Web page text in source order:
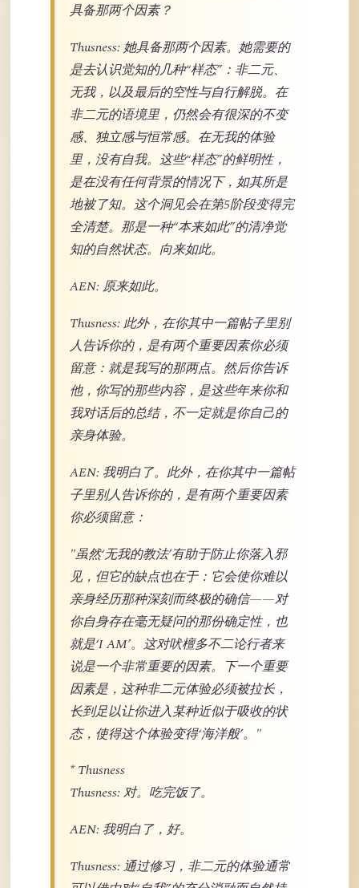
具备那两个因素？
Thusness: 她具备那两个因素。她需要的
是去认识觉知的几种“样态”：非二元、
无我，以及最后的空性与自行解脱。在
非二元的语境里，仍然会有很深的不变
感、独立感与恒常感。在无我的体验
里，没有自我。这些“样态”的鲜明性，
是在没有任何背景的情况下，如其所是
地被了知。这个洞见会在第5阶段变得完
全清楚。那是一种“本来如此”的清净觉
知的自然状态。向来如此。
AEN: 原来如此。
Thusness: 此外，在你其中一篇帖子里别
人告诉你的，是有两个重要因素你必须
留意：就是我写的那两点。然后你告诉
他，你写的那些内容，是这些年来你和
我对话后的总结，不一定就是你自己的
亲身体验。
AEN: 我明白了。此外，在你其中一篇帖
子里别人告诉你的，是有两个重要因素
你必须留意：
"虽然‘无我的教法’有助于防止你落入邪
见，但它的缺点也在于：它会使你难以
亲身经历那种深刻而终极的确信——对
你自身存在毫无疑问的那份确定性，也
就是‘I AM’。这对吠檀多不二论行者来
说是一个非常重要的因素。下一个重要
因素是，这种非二元体验必须被拉长，
长到足以让你进入某种近似于吸收的状
态，使得这个体验变得‘海洋般’。"
* Thusness
Thusness: 对。吃完饭了。
AEN: 我明白了，好。
Thusness: 通过修习，非二元的体验通常